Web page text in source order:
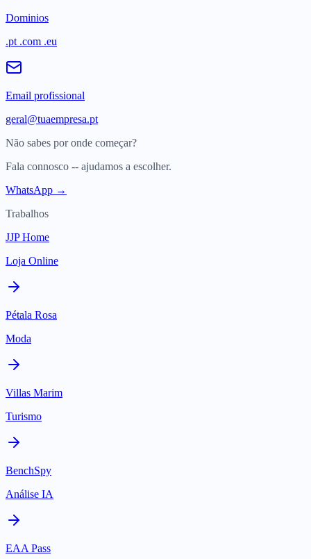
Dominios
.pt .com .eu
Email profissional
geral@tuaempresa.pt
Não sabes por onde começar?
Fala connosco -- ajudamos a escolher.
WhatsApp →
Trabalhos
JJP Home
Loja Online
Pétala Rosa
Moda
Villas Marim
Turismo
BenchSpy
Análise IA
EAA Pass